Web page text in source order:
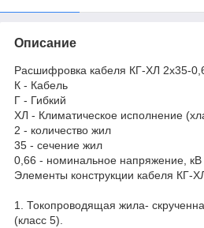
Описание
Расшифровка кабеля КГ-ХЛ 2х35-
К - Кабель
Г - Гибкий
ХЛ - Климатическое исполнение
2 - количество жил
35 - сечение жил
0,66 - номинальное напряжение, кВ
Элементы конструкции кабеля КГ-
1. Токопроводящая жила-
(класс 5).